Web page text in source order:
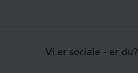
Vi er sociale - er du?